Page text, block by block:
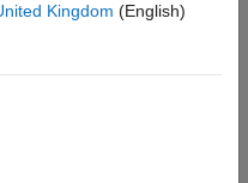
Kingdom (English)